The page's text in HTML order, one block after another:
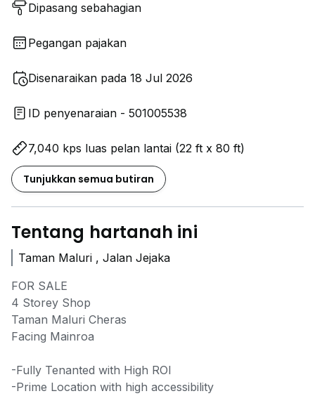
Dipasang sebahagian
Pegangan pajakan
Disenaraikan pada 18 Jul 2026
ID penyenaraian - 501005538
7,040 kps luas pelan lantai (22 ft x 80 ft)
Tunjukkan semua butiran
Tentang hartanah ini
Taman Maluri , Jalan Jejaka
FOR SALE
4 Storey Shop
Taman Maluri Cheras
Facing Mainroa
-Fully Tenanted with High ROI
-Prime Location with high accessibility